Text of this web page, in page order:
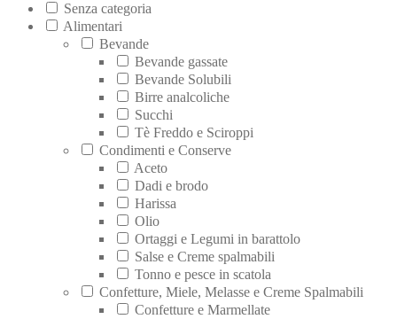
Senza categoria
Alimentari
Bevande
Bevande gassate
Bevande Solubili
Birre analcoliche
Succhi
Tè Freddo e Sciroppi
Condimenti e Conserve
Aceto
Dadi e brodo
Harissa
Olio
Ortaggi e Legumi in barattolo
Salse e Creme spalmabili
Tonno e pesce in scatola
Confetture, Miele, Melasse e Creme Spalmabili
Confetture e Marmellate